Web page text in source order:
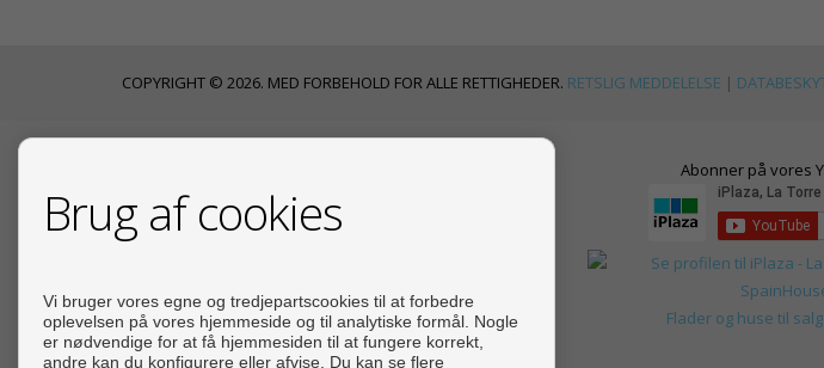
COPYRIGHT © 2026. MED FORBEHOLD FOR ALLE RETTIGHEDER. RETSLIG MEDDELELSE |
Plaza Town Center, 2, 1ª A
30709 Torre-Pacheco (Murcia)
+34 968030333
+34 625976781
Abonner på vores
Flader og huse til
Brug af cookies
Vi bruger vores egne og tredjepartscookies til at forbedre
oplevelsen på vores hjemmeside og til analytiske formål. Nogle
er nødvendige for at få hjemmesiden til at fungere korrekt,
andre kan du konfigurere eller afvise. Du kan se flere